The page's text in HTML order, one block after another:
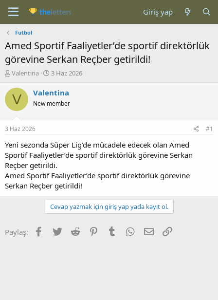
Giriş yap
Futbol
Amed Sportif Faaliyetler’de sportif direktörlük
görevine Serkan Reçber getirildi!
K
n
b
u
u
b
a
l
a
t
a
n
Valentina
B
ş
a
ç
a
r
i
h
i
3 Haz 2026
V Valentina
New member
3 Haz 2026 #1
Yeni sezonda Süper Lig’de mücadele edecek olan Amed
Sportif Faaliyetler’de sportif direktörlük görevine Serkan
Reçber getirildi.
Amed Sportif Faaliyetler’de sportif direktörlük görevine
Serkan Reçber getirildi!
Cevap yazmak için giriş yap yada kayıt ol.
Paylaş: Facebook
Twitter Reddit PinterestTumblr WhatsApp
E-posta